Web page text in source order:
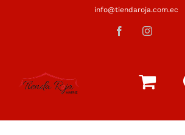
info@tiendaroja.com.ec
FacebookInstagram